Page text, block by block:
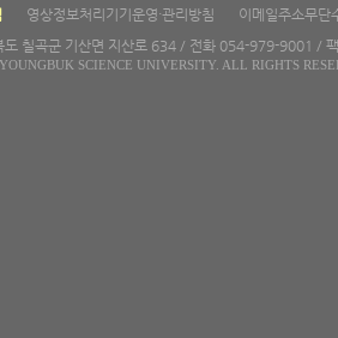
영상정보처리기기운영·관리방침
이메일주소무단
도 칠곡군 기산면 지산로 634 / 전화 054-979-9001 /
SCIENCE UNIVERSITY. ALL RIGHTS